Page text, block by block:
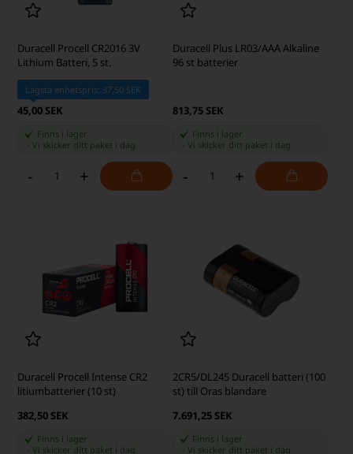
Duracell Procell CR2016 3V
Lithium Batteri, 5 st.
Lägsta enhetspris: 37,50 SEK
45,00 SEK
Finns i lager
-Vi skicker ditt paket i dag
- +
Duracell Plus LR03/AAA Alkaline
96 st batterier
813,75 SEK
Finns i lager
Vi skicker ditt paket i dag
- +
Duracell Procell Intense CR2
litiumbatterier (10 st)
382,50 SEK
Finns i lager
-Vi skicker ditt paket i dag
2CR5/DL245 Duracell batteri (100
st) till Oras blandare
7.691,25 SEK
Finns i lager
Vi skicker ditt paket i dag